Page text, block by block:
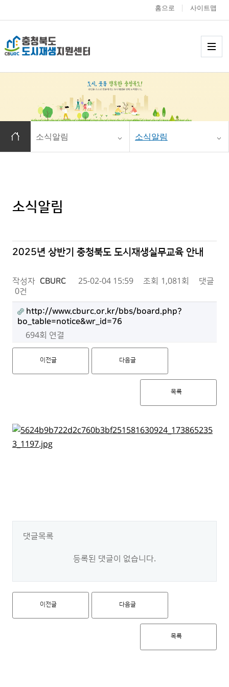
충청북도 도시재
홈으로 사이트맵
홈으로 이동
소식알림 소식알림
소식알림
2025년 상반기 충청북도 도시재생실무교육 안내
작성자 CBURC 25-02-04 15:59 조회 1,081회
댓글
0건
http://www.cburc.or.kr/bbs/board.php?
bo_table=notice&wr_id=76
694회 연결
이전글 다음글
목록
댓글목록
등록된 댓글이 없습니다.
이전글 다음글
목록